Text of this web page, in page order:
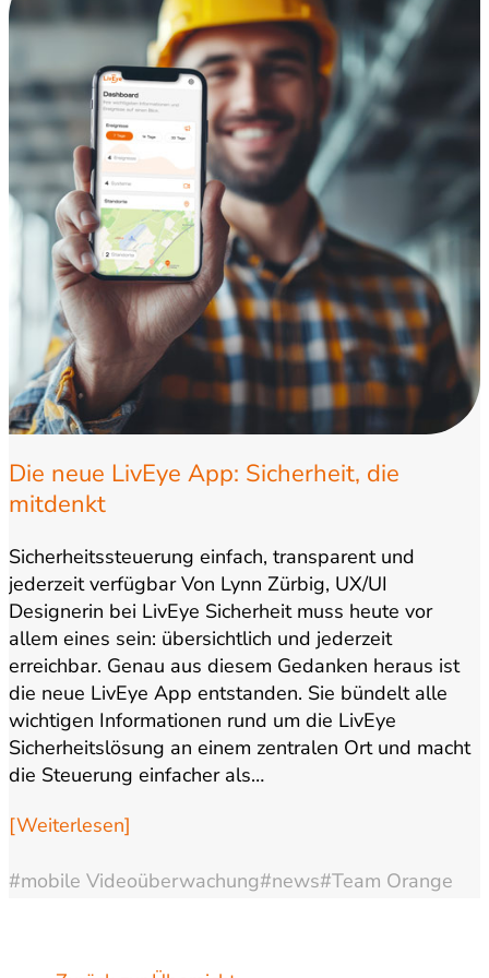
Die neue LivEye App: Sicherheit, die
mitdenkt
Sicherheitssteuerung einfach, transparent und
jederzeit verfügbar Von Lynn Zürbig, UX/UI
Designerin bei LivEye Sicherheit muss heute vor
allem eines sein: übersichtlich und jederzeit
erreichbar. Genau aus diesem Gedanken heraus ist
die neue LivEye App entstanden. Sie bündelt alle
wichtigen Informationen rund um die LivEye
Sicherheitslösung an einem zentralen Ort und macht
die Steuerung einfacher als…
[Weiterlesen]
#mobile Videoüberwachung#news#Team Orange